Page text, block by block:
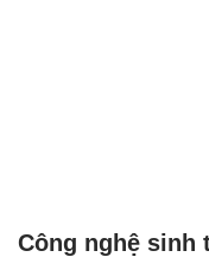
Công nghệ sinh